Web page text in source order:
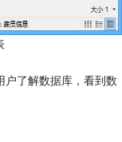
户了解数据库，看到数